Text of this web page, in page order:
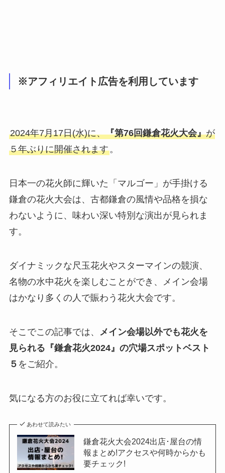
※アフィリエイト広告を利用しています
2024年7月17日(水)に、『第76回鎌倉花火大会』が
５年ぶりに開催されます。
日本一の花火師に輝いた「マルゴー」が手掛ける
鎌倉の花火大会は、古都鎌倉の風情や品格を損な
わないように、味わい深い特別な演出が見られま
す。
ダイナミックな尺玉花火やスターマインの競演、
名物の水中花火を楽しむことができ、メイン会場
はかなり多くの人で賑わう花火大会です。
そこでこの記事では、
メイン会場以外でも花火を
見られる『鎌倉花火2024』の穴場スポットベスト
５ をご紹介。
気になる方のお役に立てれば幸いです。
あわせて読みたい
鎌倉花火大会2024出店･屋台の情
報まとめ!アクセスや何時からかも
要チェック!